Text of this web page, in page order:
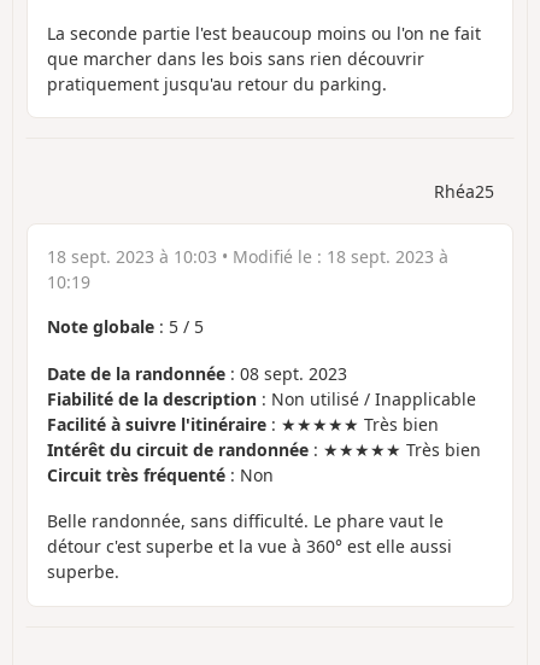
La seconde partie l'est beaucoup moins ou l'on ne fait
que marcher dans les bois sans rien découvrir
pratiquement jusqu'au retour du parking.
Rhéa25
18 sept. 2023 à 10:03 • Modifié le : 18 sept. 2023 à
10:19
Note globale : 5 / 5
Date de la randonnée : 08 sept. 2023
Fiabilité de la description : Non utilisé / Inapplicable
Facilité à suivre l'itinéraire : ★★★★★ Très bien
Intérêt du circuit de randonnée : ★★★★★ Très bien
Circuit très fréquenté : Non
Belle randonnée, sans difficulté. Le phare vaut le
détour c'est superbe et la vue à 360° est elle aussi
superbe.